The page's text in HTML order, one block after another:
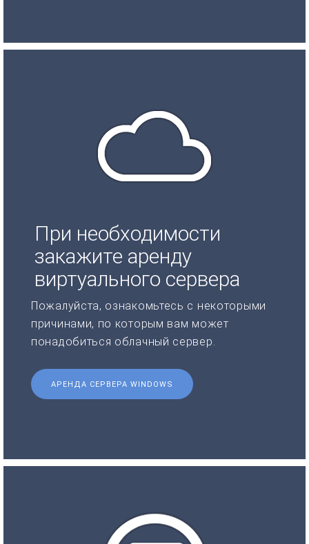
При необходимости
закажите аренду
виртуального сервера
Пожалуйста, ознакомьтесь с некоторыми
причинами, по которым вам может
понадобиться облачный сервер.
АРЕНДА СЕРВЕРА WINDOWS